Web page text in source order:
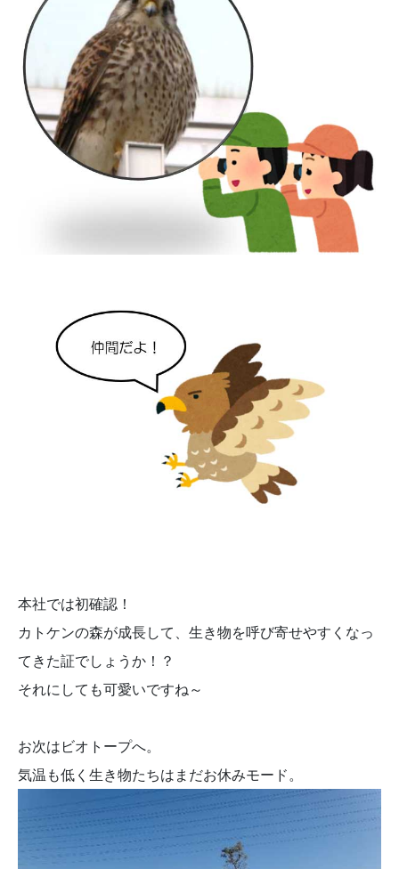
本社では初確認！
カトケンの森が成長して、生き物を呼び寄せやすくなっ
てきた証でしょうか！？
それにしても可愛いですね～
お次はビオトープへ。
気温も低く生き物たちはまだお休みモード。